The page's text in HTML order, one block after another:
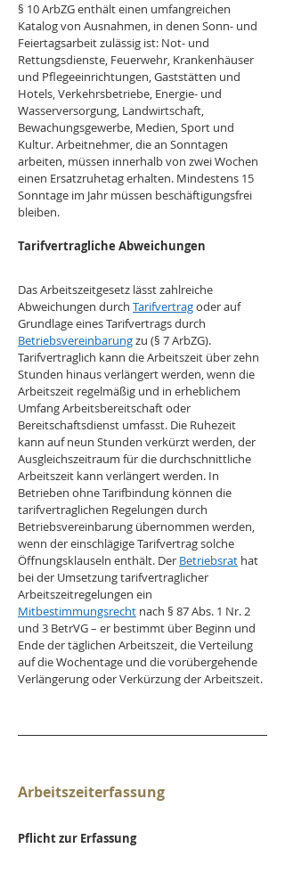
§ 10 ArbZG enthält einen umfangreichen
Katalog von Ausnahmen, in denen Sonn- und
Feiertagsarbeit zulässig ist: Not- und
Rettungsdienste, Feuerwehr, Krankenhäuser
und Pflegeeinrichtungen, Gaststätten und
Hotels, Verkehrsbetriebe, Energie- und
Wasserversorgung, Landwirtschaft,
Bewachungsgewerbe, Medien, Sport und
Kultur. Arbeitnehmer, die an Sonntagen
arbeiten, müssen innerhalb von zwei Wochen
einen Ersatzruhetag erhalten. Mindestens 15
Sonntage im Jahr müssen beschäftigungsfrei
bleiben.
Tarifvertragliche Abweichungen
Das Arbeitszeitgesetz lässt zahlreiche
Abweichungen durch Tarifvertrag oder auf
Grundlage eines Tarifvertrags durch
Betriebsvereinbarung zu (§ 7 ArbZG).
Tarifvertraglich kann die Arbeitszeit über zehn
Stunden hinaus verlängert werden, wenn die
Arbeitszeit regelmäßig und in erheblichem
Umfang Arbeitsbereitschaft oder
Bereitschaftsdienst umfasst. Die Ruhezeit
kann auf neun Stunden verkürzt werden, der
Ausgleichszeitraum für die durchschnittliche
Arbeitszeit kann verlängert werden. In
Betrieben ohne Tarifbindung können die
tarifvertraglichen Regelungen durch
Betriebsvereinbarung übernommen werden,
wenn der einschlägige Tarifvertrag solche
Öffnungsklauseln enthält. Der Betriebsrat hat
bei der Umsetzung tarifvertraglicher
Arbeitszeitregelungen ein
Mitbestimmungsrecht nach § 87 Abs. 1 Nr. 2
und 3 BetrVG – er bestimmt über Beginn und
Ende der täglichen Arbeitszeit, die Verteilung
auf die Wochentage und die vorübergehende
Verlängerung oder Verkürzung der Arbeitszeit.
Arbeitszeiterfassung
Pflicht zur Erfassung